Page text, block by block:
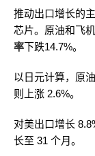
推动出口增长的
芯片。原油和飞
率下跌14.7%。
以日元计算，原
则上涨 2.6%。
对美出口增长
长至 31 个月。